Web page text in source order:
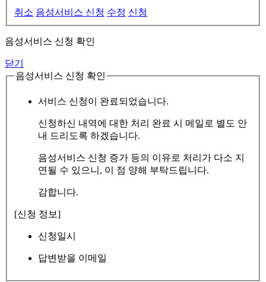
취소 음성서비스 신청 수정 신청
음성서비스 신청 확인
닫기
음성서비스 신청 확인
서비스 신청이 완료되었습니다.
신청하신 내역에 대한 처리 완료 시 메일로 별도 안
내 드리도록 하겠습니다.
음성서비스 신청 증가 등의 이유로 처리가 다소 지
연될 수 있으니, 이 점 양해 부탁드립니다.
감합니다.
[신청 정보]
신청일시
답변받을 이메일